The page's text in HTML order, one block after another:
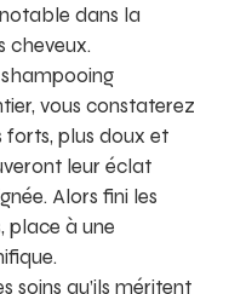
dans la
cheveux.
vous constaterez
forts, plus doux et
leur éclat
Alors fini les
place à une
soins qu’ils méritent